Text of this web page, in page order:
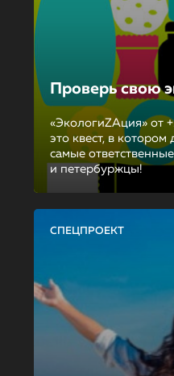
Проверь свою
«ЭкологиZAция» от
это квест, в
самые
и петербуржцы!
СПЕЦПРОЕКТ